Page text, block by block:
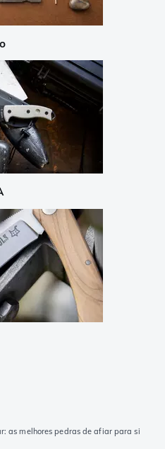
as melhores pedras de afiar para si